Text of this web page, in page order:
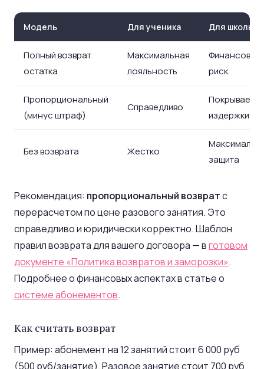
Модель Для ученика Для школы
Полный возврат
остатка
Максимальная
лояльность
Финансовый
риск
Пропорциональный
(минус штраф)
Справедливо
Покрывает
издержки
Без возврата Жестко
защита
Рекомендация: пропорциональный возвратс
перерасчетом по цене разового занятия. Это
справедливо и юридически корректно. Шаблон
правил возврата для вашего договора — вготовом
документе «Политика возвратов и заморозки».
Подробнее о финансовых аспектах в статье о
системе абонементов.
Как считать возврат
Пример: абонемент на 12 занятий стоит 6 000 руб
(500 руб/занятие). Разовое занятие стоит 700 руб.